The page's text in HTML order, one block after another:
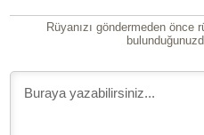
Rüyanızı göndermeden önce